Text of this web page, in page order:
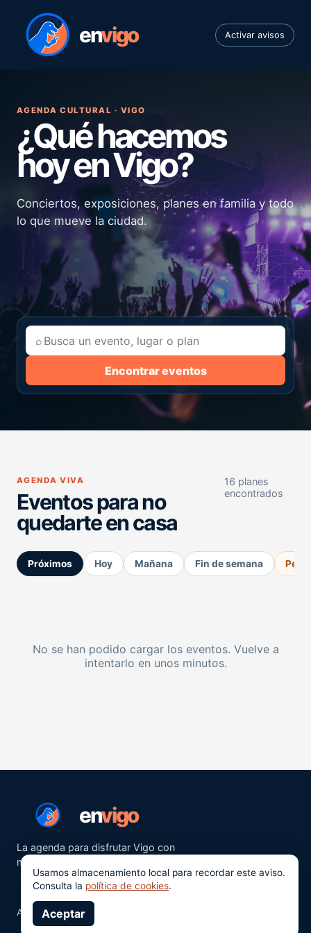
envigo Activar avisos
AGENDA CULTURAL · VIGO
¿Qué hacemos
hoy en Vigo?
Conciertos, exposiciones, planes en familia y todo
lo que mueve la ciudad.
⌕
Encontrar eventos
AGENDA VIVA
Eventos para no
quedarte en casa
16 planes
encontrados
Próximos Hoy Mañana Fin de semana
No se han podido cargar los eventos. Vuelve a
intentarlo en unos minutos.
envigo
La agenda para disfrutar Vigo con
más ganas.
Aviso legalPrivacidad
Usamos almacenamiento local para recordar este aviso.
Consulta la política de cookies.
Aceptar